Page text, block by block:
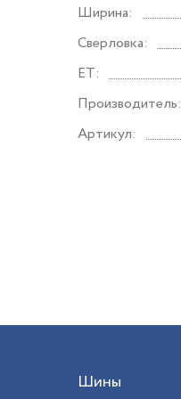
Ширина:
Сверловка:
ET:
Производитель:
Артикул:
Шины